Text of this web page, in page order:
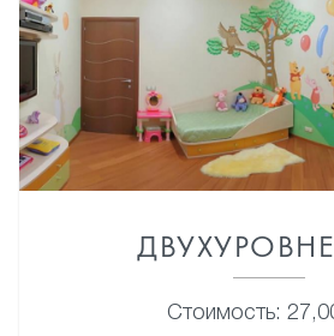
Стоимость: